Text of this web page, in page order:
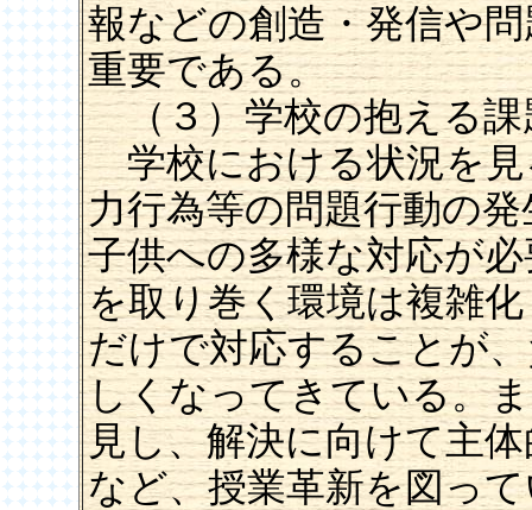
報などの創造・発信や
重要である。
（３）学校の抱える課
学校における状況を見
力行為等の問題行動の
子供への多様な対応が
を取り巻く環境は複雑
だけで対応することが
しくなってきている。
見し、解決に向けて主
など、授業革新を図っ